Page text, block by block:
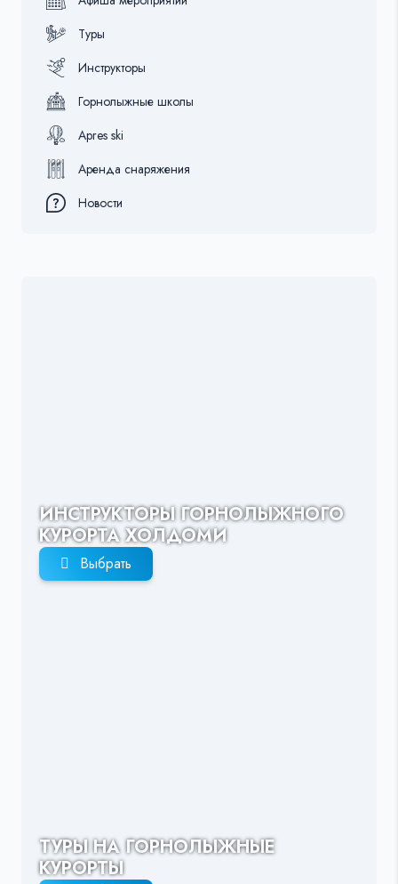
Туры
Инструкторы
Горнолыжные школы
Apres ski
Аренда снаряжения
Новости
ИНСТРУКТОРЫ ГОРНОЛЫЖНОГО
КУРОРТА ХОЛДОМИ
Выбрать
ТУРЫ НА ГОРНОЛЫЖНЫЕ
КУРОРТЫ